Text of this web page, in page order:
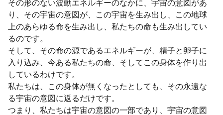
その形のない波動エネルギーのなかに、宇宙の意図があ
り、その宇宙の意図が、この宇宙を生み出し、この地球
上のあらゆる命を生み出し、私たちの命も生み出してい
るのです。
そして、その命の源であるエネルギーが、精子と卵子に
入り込み、今ある私たちの命、そしてこの身体を作り出
しているわけです。
私たちは、この身体が無くなったとしても、その永遠な
る宇宙の意図に返るだけです。
つまり、私たちは宇宙の意図の一部であり、宇宙の意図